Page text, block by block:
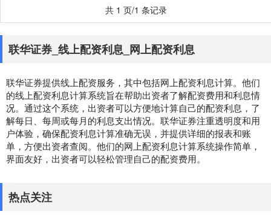
共 1 页/1 条记录
联华证券_线上配资利息_网上配资利息
联华证券提供线上配资服务，其中包括网上配资利息计算。他们
的线上配资利息计算系统旨在帮助出资者了解配资费用和利息情
况。通过这个系统，出资者可以方便地计算自己的配资利息，了
解每日、每周或每月的利息支出情况。联华证券注重透明度和用
户体验，确保配资利息计算准确无误，并提供详细的报表和账
单，方便出资者查阅。他们的网上配资利息计算系统操作简单，
界面友好，出资者可以轻松管理自己的配资费用。
热点关注